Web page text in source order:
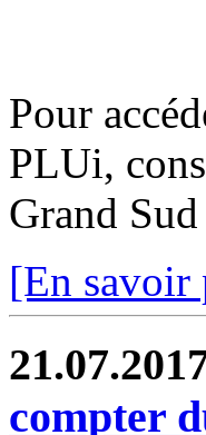
Pour
PLUi,
Grand
[En savoir
compter